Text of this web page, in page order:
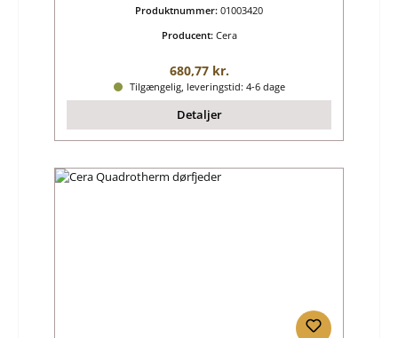
Produktnummer: 01003420
Producent: Cera
Almindelig pris:
680,77 kr.
Tilgængelig, leveringstid: 4-6 dage
Detaljer